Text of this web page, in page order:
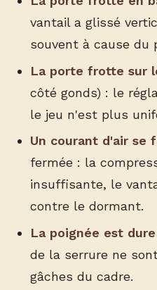
vantail a glissé
souvent à cause du
La porte frotte sur
côté gonds) : le
le jeu n'est plus
Un courant d'air se
fermée : la
insuffisante, le
contre le dormant.
La poignée est
de la serrure ne
gâches du cadre.